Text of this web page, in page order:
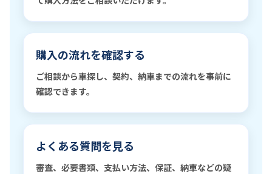
購入の流れを確認する
ご相談から車探し、契約、納車までの流れを事前に
確認できます。
よくある質問を見る
審査、必要書類、支払い方法、保証、納車などの疑